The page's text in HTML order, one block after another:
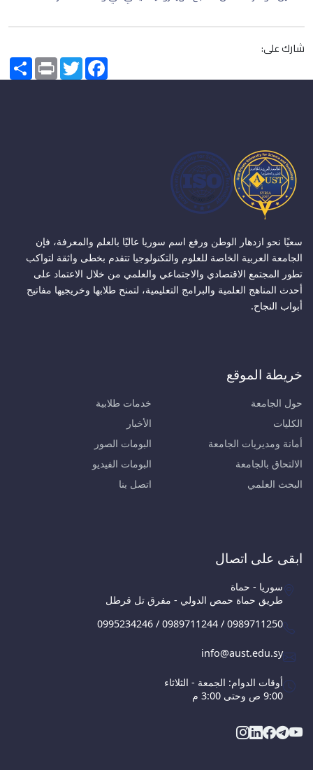
شارك على:
Share PrintTwitterFacebook
سعيًا نحو ازدهار الوطن ورفع اسم سوريا عاليًا بالعلم والمعرفة، فإن
الجامعة العربية الخاصة للعلوم والتكنولوجيا تتقدم بخطى واثقة لتواكب
تطور المجتمع الاقتصادي والاجتماعي والعلمي من خلال الاعتماد على
أحدث المناهج العلمية والبرامج التعليمية، لتمنح طلابها وخريجيها مفاتيح
أبواب النجاح.
خريطة الموقع
حول الجامعة
الكليات
أمانة ومديريات الجامعة
الالتحاق بالجامعة
البحث العلمي
خدمات طلابية
الأخبار
البومات الصور
البومات الفيديو
اتصل بنا
ابقى على اتصال
سوريا - حماة
طريق حماة حمص الدولي - مفرق تل قرطل
0995234246 / 0989711244 / 0989711250
info@aust.edu.sy
أوقات الدوام: الجمعة - الثلاثاء
9:00 ص وحتى 3:00 م